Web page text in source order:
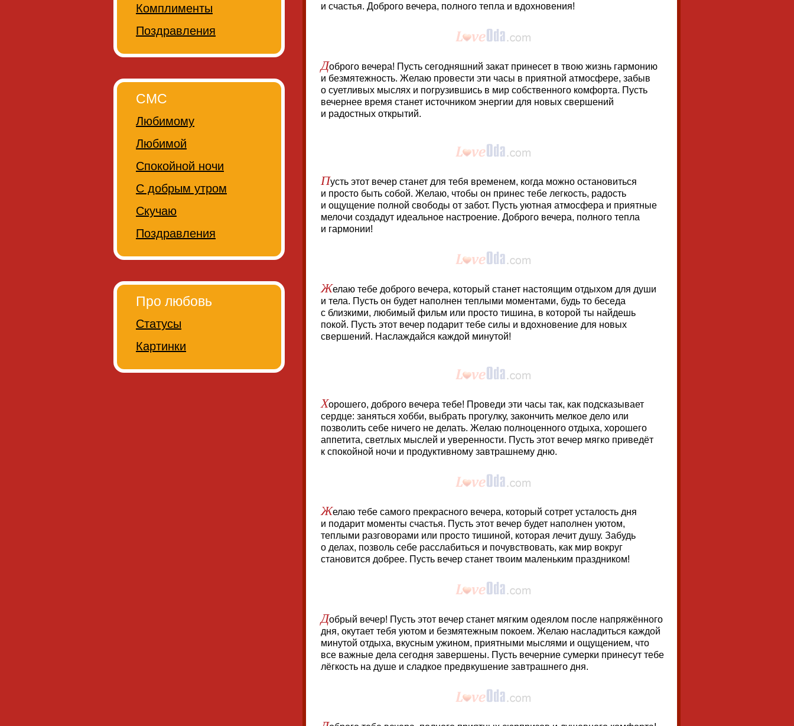
и счастья. Доброго вечера, полного тепла и вдохновения!
Доброго вечера! Пусть сегодняшний закат принесет в твою жизнь гармонию
и безмятежность. Желаю провести эти часы в приятной атмосфере, забыв
о суетливых мыслях и погрузившись в мир собственного комфорта. Пусть
вечернее время станет источником энергии для новых свершений
и радостных открытий.
Пусть этот вечер станет для тебя временем, когда можно остановиться
и просто быть собой. Желаю, чтобы он принес тебе легкость, радость
и ощущение полной свободы от забот. Пусть уютная атмосфера и приятные
мелочи создадут идеальное настроение. Доброго вечера, полного тепла
и гармонии!
Желаю тебе доброго вечера, который станет настоящим отдыхом для души
и тела. Пусть он будет наполнен теплыми моментами, будь то беседа
с близкими, любимый фильм или просто тишина, в которой ты найдешь
покой. Пусть этот вечер подарит тебе силы и вдохновение для новых
свершений. Наслаждайся каждой минутой!
Хорошего, доброго вечера тебе! Проведи эти часы так, как подсказывает
сердце: заняться хобби, выбрать прогулку, закончить мелкое дело или
позволить себе ничего не делать. Желаю полноценного отдыха, хорошего
аппетита, светлых мыслей и уверенности. Пусть этот вечер мягко приведёт
к спокойной ночи и продуктивному завтрашнему дню.
Желаю тебе самого прекрасного вечера, который сотрет усталость дня
и подарит моменты счастья. Пусть этот вечер будет наполнен уютом,
теплыми разговорами или просто тишиной, которая лечит душу. Забудь
о делах, позволь себе расслабиться и почувствовать, как мир вокруг
становится добрее. Пусть вечер станет твоим маленьким праздником!
Добрый вечер! Пусть этот вечер станет мягким одеялом после напряжённого
дня, окутает тебя уютом и безмятежным покоем. Желаю насладиться каждой
минутой отдыха, вкусным ужином, приятными мыслями и ощущением, что
все важные дела сегодня завершены. Пусть вечерние сумерки принесут тебе
лёгкость на душе и сладкое предвкушение завтрашнего дня.
Комплименты
Поздравления
СМС
Любимому
Любимой
Спокойной ночи
С добрым утром
Скучаю
Поздравления
Про любовь
Статусы
Картинки